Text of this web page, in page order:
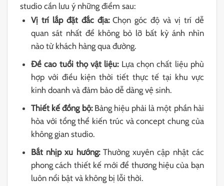
studio cần lưu ý những điểm sau:
Vị trí lắp đặt đắc địa:Chọn góc độ và vị trí dễ
quan sát nhất để không bỏ lỡ bất kỳ ánh nhìn
nào từ khách hàng qua đường.
Đề cao tuổi thọ vật liệu:Lựa chọn chất liệu phù
hợp với điều kiện thời tiết thực tế tại khu vực
kinh doanh và đảm bảo dễ dàng vệ sinh.
Thiết kế đồng bộ:Bảng hiệu phải là một phần hài
hòa với tổng thể kiến trúc và concept chung của
không gian studio.
Bắt nhịp xu hướng:Thường xuyên cập nhật các
phong cách thiết kế mới để thương hiệu của bạn
luôn nổi bật và không bị lỗi thời.